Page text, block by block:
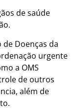
de saúde
de Doenças da
urgente
a OMS
de outros
além de